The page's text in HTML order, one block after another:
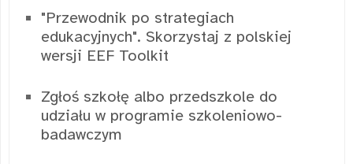
"Przewodnik po strategiach
edukacyjnych". Skorzystaj z polskiej
wersji EEF Toolkit
Zgłoś szkołę albo przedszkole do
udziału w programie szkoleniowo-
badawczym